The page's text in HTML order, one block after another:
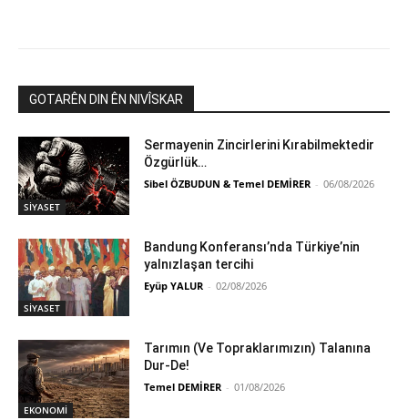
GOTARÊN DIN ÊN NIVÎSKAR
SİYASET
Sermayenin Zincirlerini Kırabilmektedir
Özgürlük…
Sibel ÖZBUDUN & Temel DEMİRER - 06/08/2026
SİYASET
Bandung Konferansı’nda Türkiye’nin
yalnızlaşan tercihi
Eyüp YALUR - 02/08/2026
EKONOMİ
Tarımın (Ve Topraklarımızın) Talanına
Dur-De!
Temel DEMİRER - 01/08/2026